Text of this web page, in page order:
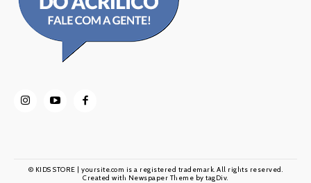
© KIDS STORE | yoursite.com is a registered trademark. All rights reserved.
Created with Newspaper Theme by tagDiv.